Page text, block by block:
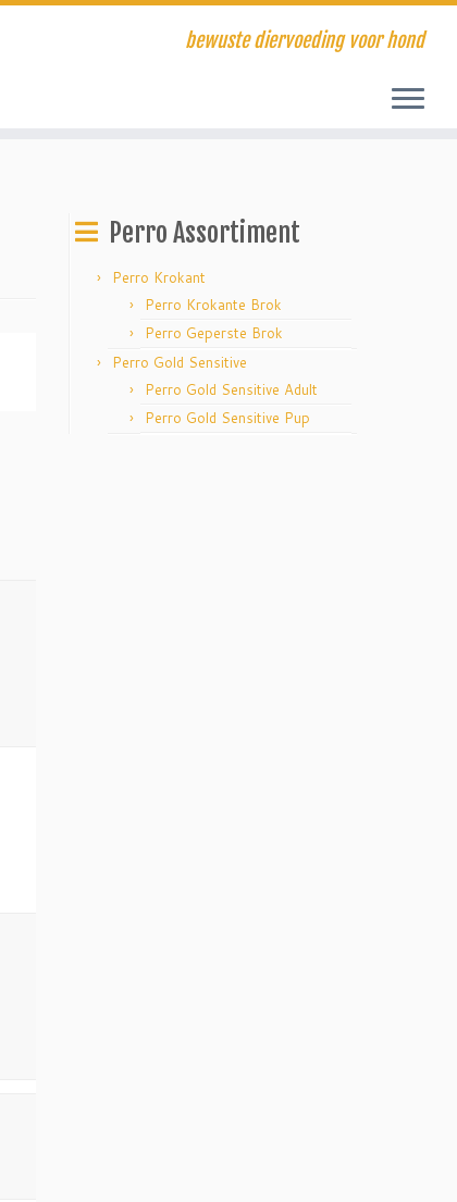
bewuste diervoeding voor hond
Perro Assortiment
Perro Krokant
Perro Krokante Brok
Perro Geperste Brok
Perro Gold Sensitive
Perro Gold Sensitive Adult
Perro Gold Sensitive Pup